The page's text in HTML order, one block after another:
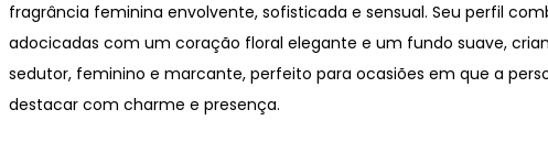
fragrância feminina envolvente, sofisticada e sensual. Seu perfil
adocicadas com um coração floral elegante e um fundo suave,
sedutor, feminino e marcante, perfeito para ocasiões em que a
destacar com charme e presença.